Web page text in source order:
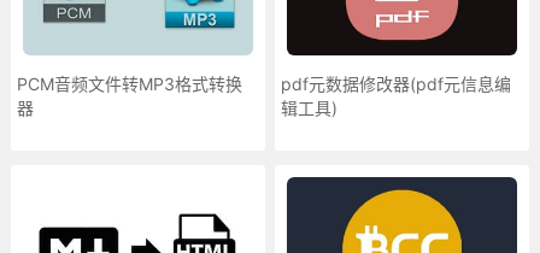
PCM音频文件转MP3格式转换
器
pdf元数据修改器(pdf元信息编
辑工具)